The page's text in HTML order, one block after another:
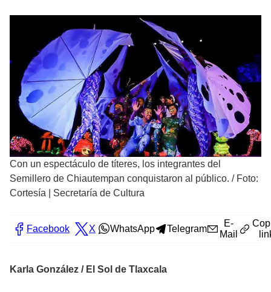
Con un espectáculo de títeres, los integrantes del
Semillero de Chiautempan conquistaron al público. / Foto:
Cortesía | Secretaría de Cultura
Facebook X WhatsApp Telegram
E-
Mail
Karla González / El Sol de Tlaxcala